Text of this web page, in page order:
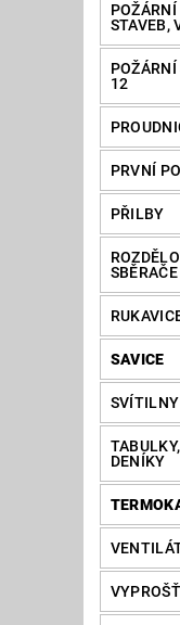
STAVEB,
POŽÁRNÍ
12
PRVNÍ
PŘILBY
SBĚRAČE
SAVICE
DENÍKY